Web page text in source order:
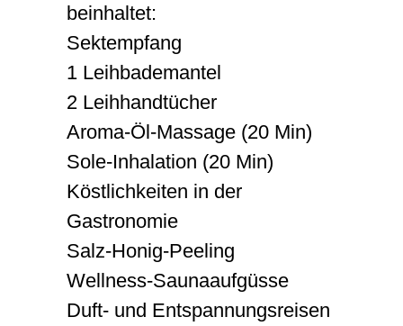
beinhaltet:
Sektempfang
1 Leihbademantel
2 Leihhandtücher
Aroma-Öl-Massage (20 Min)
Sole-Inhalation (20 Min)
Köstlichkeiten in der
Gastronomie
Salz-Honig-Peeling
Wellness-Saunaaufgüsse
Duft- und Entspannungsreisen